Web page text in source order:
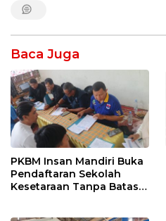
Baca Juga
PKBM Insan Mandiri Buka
Pendaftaran Sekolah
Kesetaraan Tanpa Batas